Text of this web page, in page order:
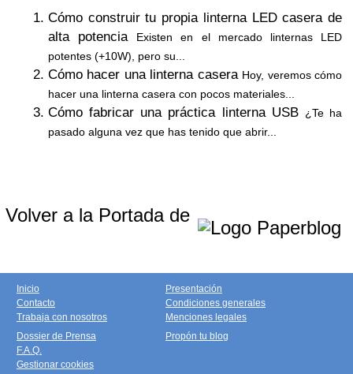
Cómo construir tu propia linterna LED casera de
alta potencia
Existen en el mercado linternas LED
potentes (+10W), pero su...
Cómo hacer una linterna casera Hoy, veremos cómo
hacer una linterna casera con pocos materiales...
Cómo fabricar una práctica linterna USB ¿Te ha
pasado alguna vez que has tenido que abrir...
Volver a la Portada de
Inicio
Contacto
Trabaja con nosotros
Presentación
Condiciones generales
Menciones legales
Dossier de Prensa
F.A.Q.
Gestionar cookies
Propón tu blog